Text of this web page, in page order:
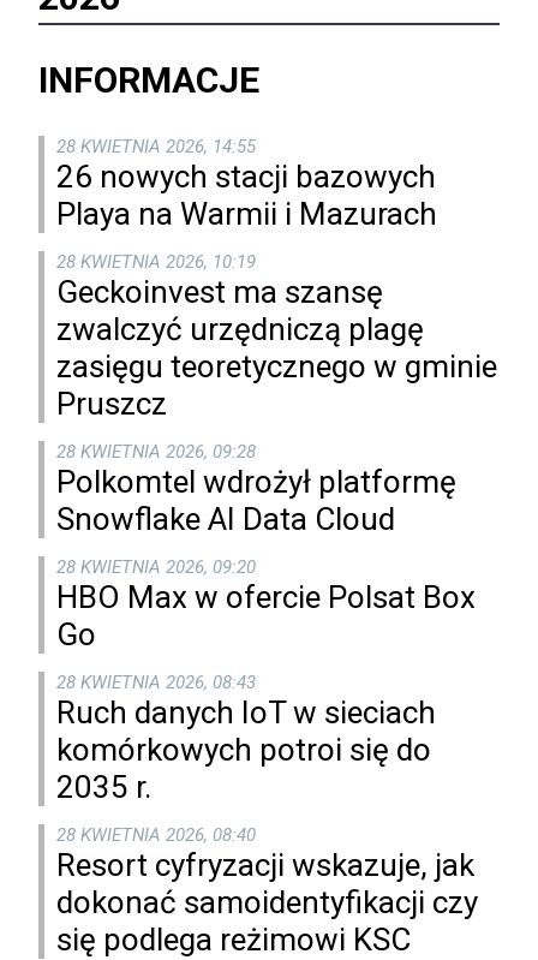
INFORMACJE
28 KWIETNIA 2026, 14:55
26 nowych stacji bazowych
Playa na Warmii i Mazurach
28 KWIETNIA 2026, 10:19
Geckoinvest ma szansę
zwalczyć urzędniczą plagę
zasięgu teoretycznego w gminie
Pruszcz
28 KWIETNIA 2026, 09:28
Polkomtel wdrożył platformę
Snowflake AI Data Cloud
28 KWIETNIA 2026, 09:20
HBO Max w ofercie Polsat Box
Go
28 KWIETNIA 2026, 08:43
Ruch danych IoT w sieciach
komórkowych potroi się do
2035 r.
28 KWIETNIA 2026, 08:40
Resort cyfryzacji wskazuje, jak
dokonać samoidentyfikacji czy
się podlega reżimowi KSC